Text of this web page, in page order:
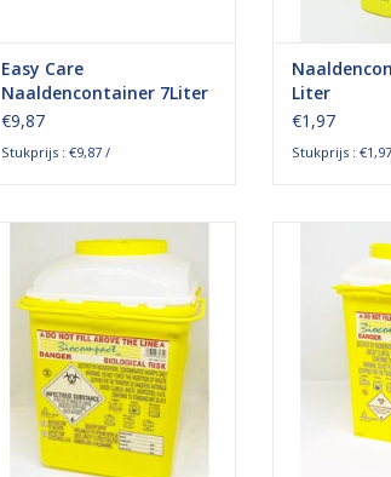
Easy Care
Naaldencontainer 7Liter
€9,87
Stukprijs : €9,87 /
TOEVOEGEN
Liter
€1,97
Stukprijs :
De Sanypick Biocompact
Naaldencontainer is ontwikkeld
gebruikte naalden, spuiten,
scalpelmesjes en bloedpipetten
te garanderen. De biocompact is
makkelijk, en veilig te gebruiken
en beschikt over drie
verschillende mechanismen om
TOEVOEGEN AAN WINKELWAGEN
met 3L
afvoeren van
TOEVOEGEN